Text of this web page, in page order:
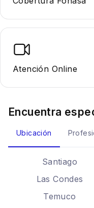
Atención Online
Encuentra
Ubicación
Santiago
Las Condes
Temuco